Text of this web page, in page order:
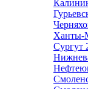
Ханты-
Сургут